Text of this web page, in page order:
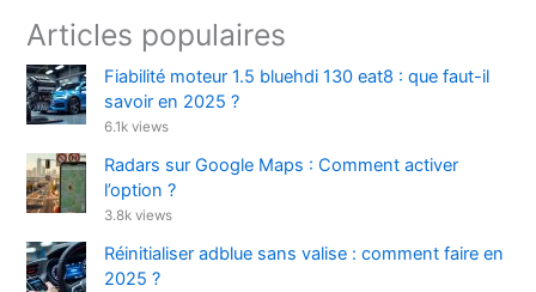
Articles populaires
Fiabilité moteur 1.5 bluehdi 130 eat8 : que faut-il
savoir en 2025 ?
6.1k views
Radars sur Google Maps : Comment activer
l’option ?
3.8k views
Réinitialiser adblue sans valise : comment faire en
2025 ?